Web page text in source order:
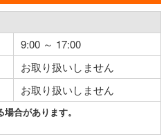
9:00 ～ 17:00
お取り扱いしません
お取り扱いしません
合があります。